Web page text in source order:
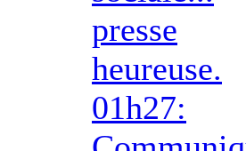
presse
heureuse.
01h27: